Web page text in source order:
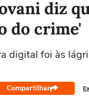
diz
do crime'
digital foi às
Compartilhar